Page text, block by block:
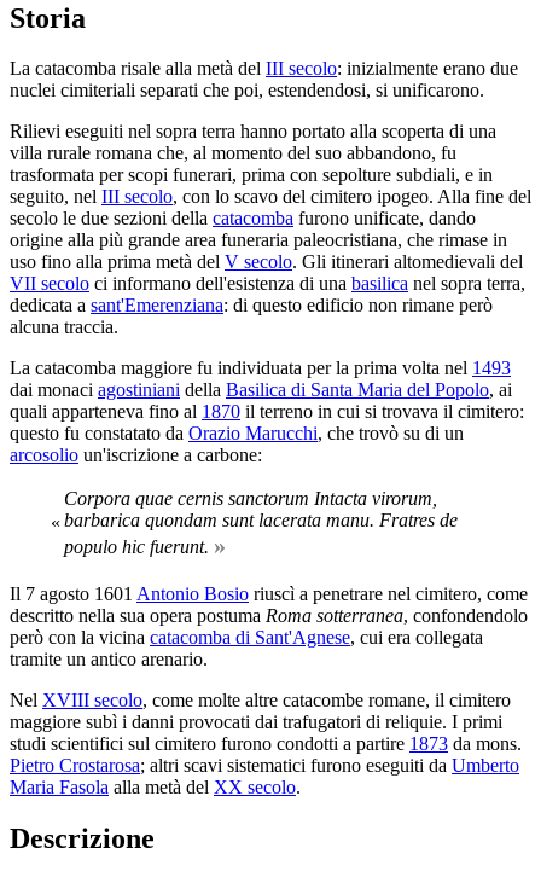
Storia
La catacomba risale alla metà del III secolo: inizialmente erano due
nuclei cimiteriali separati che poi, estendendosi, si unificarono.
Rilievi eseguiti nel sopra terra hanno portato alla scoperta di una
villa rurale romana che, al momento del suo abbandono, fu
trasformata per scopi funerari, prima con sepolture subdiali, e in
seguito, nel III secolo, con lo scavo del cimitero ipogeo. Alla fine del
secolo le due sezioni della catacomba furono unificate, dando
origine alla più grande area funeraria paleocristiana, che rimase in
uso fino alla prima metà del V secolo. Gli itinerari altomedievali del
VII secolo ci informano dell'esistenza di una basilica nel sopra terra,
dedicata a sant'Emerenziana: di questo edificio non rimane però
alcuna traccia.
La catacomba maggiore fu individuata per la prima volta nel 1493
dai monaci agostiniani della Basilica di Santa Maria del Popolo, ai
quali apparteneva fino al 1870 il terreno in cui si trovava il cimitero:
questo fu constatato da Orazio Marucchi, che trovò su di un
arcosolio un'iscrizione a carbone:
«
Corpora quae cernis sanctorum Intacta virorum,
barbarica quondam sunt lacerata manu. Fratres de
populo hic fuerunt. »
Il 7 agosto 1601 Antonio Bosio riuscì a penetrare nel cimitero, come
descritto nella sua opera postuma Roma sotterranea, confondendolo
però con la vicina catacomba di Sant'Agnese, cui era collegata
tramite un antico arenario.
Nel XVIII secolo, come molte altre catacombe romane, il cimitero
maggiore subì i danni provocati dai trafugatori di reliquie. I primi
studi scientifici sul cimitero furono condotti a partire 1873 da mons.
Pietro Crostarosa; altri scavi sistematici furono eseguiti da Umberto
Maria Fasola alla metà del XX secolo.
Descrizione